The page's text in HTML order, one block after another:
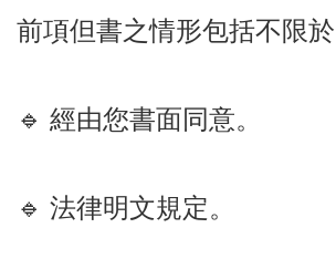
前項但書之情形包括不限於
🔹 經由您書面同意。
🔹 法律明文規定。